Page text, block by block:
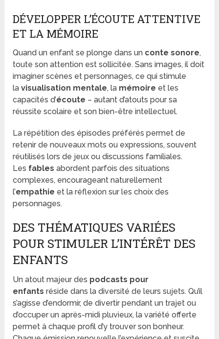
DÉVELOPPER L’ÉCOUTE ATTENTIVE
ET LA MÉMOIRE
Quand un enfant se plonge dans un conte sonore,
toute son attention est sollicitée. Sans images, il doit
imaginer scènes et personnages, ce qui stimule
lavisualisation mentale, la mémoire et les
capacités d’écoute – autant d’atouts pour sa
réussite scolaire et son bien-être intellectuel.
La répétition des épisodes préférés permet de
retenir de nouveaux mots ou expressions, souvent
réutilisés lors de jeux ou discussions familiales.
Les fables abordent parfois des situations
complexes, encourageant naturellement
l’empathie et la réflexion sur les choix des
personnages.
DES THÉMATIQUES VARIÉES
POUR STIMULER L’INTÉRÊT DES
ENFANTS
Un atout majeur des podcasts pour
enfants réside dans la diversité de leurs sujets. Qu’il
s’agisse d’endormir, de divertir pendant un trajet ou
d’occuper un après-midi pluvieux, la variété offerte
permet à chaque profil d’y trouver son bonheur.